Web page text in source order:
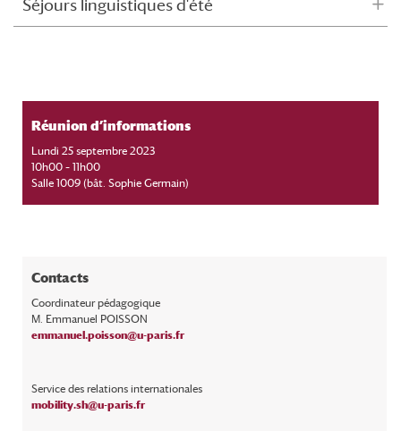
Séjours linguistiques d'été
Réunion d’informations
Lundi 25 septembre 2023
10h00 – 11h00
Salle 1009 (bât. Sophie Germain)
Contacts
Coordinateur pédagogique
M. Emmanuel POISSON
emmanuel.poisson@u-paris.fr
Service des relations internationales
mobility.sh@u-paris.fr